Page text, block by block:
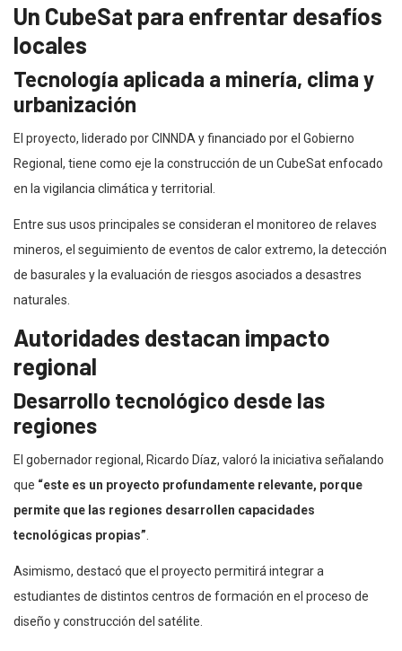
Un CubeSat para enfrentar desafíos
locales
Tecnología aplicada a minería, clima y
urbanización
El proyecto, liderado por CINNDA y financiado por el Gobierno
Regional, tiene como eje la construcción de un CubeSat enfocado
en la vigilancia climática y territorial.
Entre sus usos principales se consideran el monitoreo de relaves
mineros, el seguimiento de eventos de calor extremo, la detección
de basurales y la evaluación de riesgos asociados a desastres
naturales.
Autoridades destacan impacto
regional
Desarrollo tecnológico desde las
regiones
El gobernador regional, Ricardo Díaz, valoró la iniciativa señalando
que “este es un proyecto profundamente relevante, porque
permite que las regiones desarrollen capacidades
tecnológicas propias”
Asimismo, destacó que el proyecto permitirá integrar a
estudiantes de distintos centros de formación en el proceso de
diseño y construcción del satélite.